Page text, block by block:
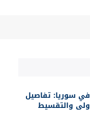
سوريا: تفاصيل
والتقسيط